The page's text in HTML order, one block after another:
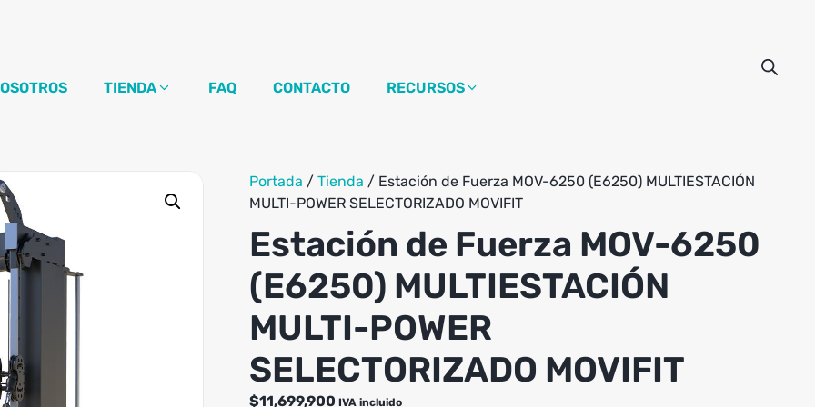
TIENDA FAQ CONTACTO RECURSOS
Portada / Tienda / Estación de Fuerza MOV-6250 (E6250) MULTIESTACIÓN
MULTI-POWER SELECTORIZADO MOVIFIT
Estación de Fuerza MOV-6250
(E6250) MULTIESTACIÓN
MULTI-POWER
SELECTORIZADO MOVIFIT
$11,699,900 IVA incluido